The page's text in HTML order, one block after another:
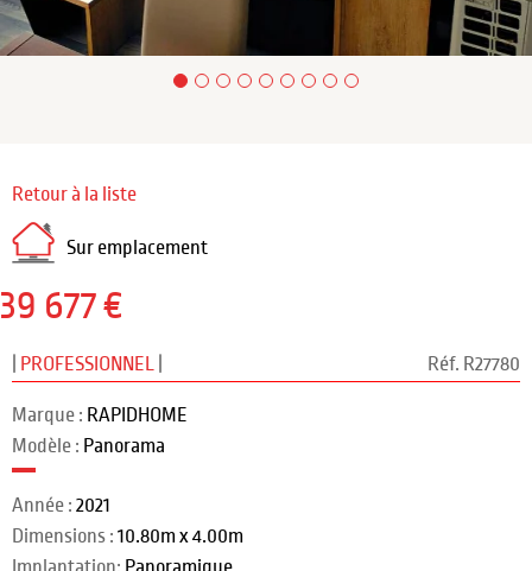
Retour à la liste
Sur emplacement
39 677 €
PROFESSIONNEL Réf. R27780
Marque : RAPIDHOME
Modèle : Panorama
Année : 2021
Dimensions : 10.80m x 4.00m